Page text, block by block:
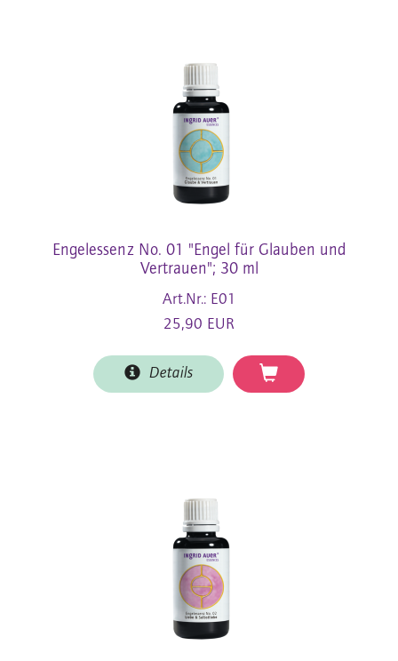
Engelessenz No. 01 "Engel für Glauben und
Vertrauen"; 30 ml
Art.Nr.: E01
25,90 EUR
Details